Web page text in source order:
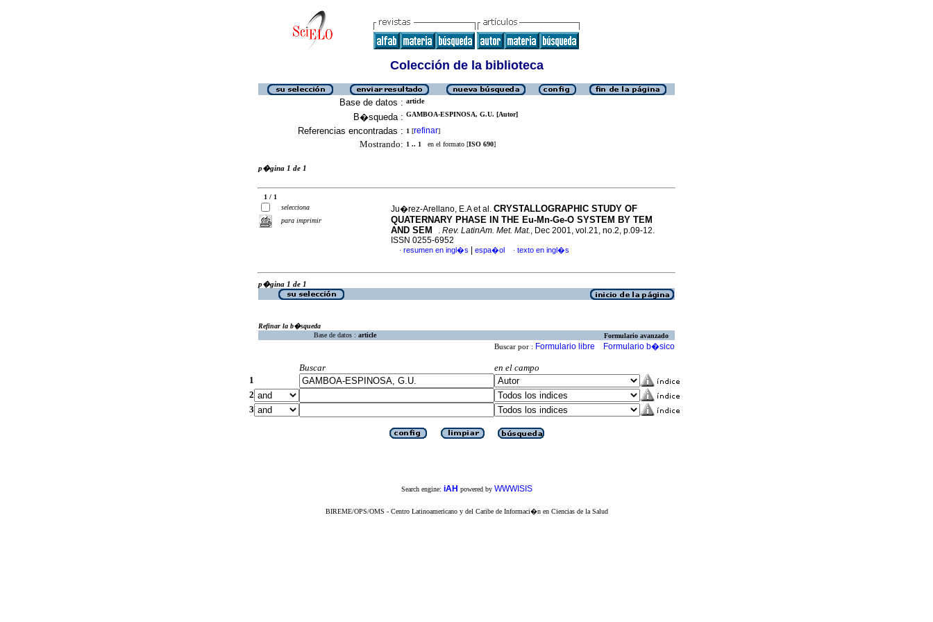
Colección de la biblioteca
Base de datos : article
B�squeda : GAMBOA-ESPINOSA, G.U. [Autor]
Referencias encontradas : 1 [refinar]
Mostrando: 1 .. 1 en el formato [ISO 690]
p�gina 1 de 1
1 / 1
selecciona
para imprimir
Ju�rez-Arellano, E.A et al. CRYSTALLOGRAPHIC STUDY OF
QUATERNARY PHASE IN THE Eu-Mn-Ge-O SYSTEM BY TEM
AND SEM
. Rev. LatinAm. Met. Mat., Dec 2001, vol.21, no.2, p.09-12.
ISSN 0255-6952
· resumen en ingl�s espa�ol · texto en ingl�s
p�gina 1 de 1
Refinar la b�squeda
Base de datos : article Formulario avanzado
Buscar por : Formulario libre Formulario b�sico
Buscar
en el campo
1
2
3
Search engine: iAH powered by WWWISIS
BIREME/OPS/OMS - Centro Latinoamericano y del Caribe de Informaci�n en Ciencias de la Salud